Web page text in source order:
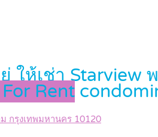
ให้เช่า Starview
Rent
กรุงเทพมหานคร 10120